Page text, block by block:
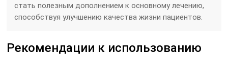
стать полезным дополнением к основному лечению,
способствуя улучшению качества жизни пациентов.
Рекомендации к использованию